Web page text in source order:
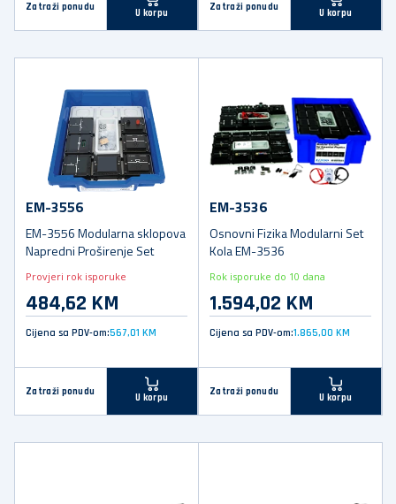
Zatraži ponudu
U korpu
Zatraži ponudu
U korpu
EM-3556
EM-3556 Modularna sklopova
Napredni Proširenje Set
Provjeri rok isporuke
484,62 KM
Cijena sa PDV-om:567,01 KM
Zatraži ponudu
U korpu
EM-3536
Osnovni Fizika Modularni Set
Kola EM-3536
Rok isporuke do 10 dana
1.594,02 KM
Cijena sa PDV-om:1.865,00 KM
Zatraži ponudu
U korpu